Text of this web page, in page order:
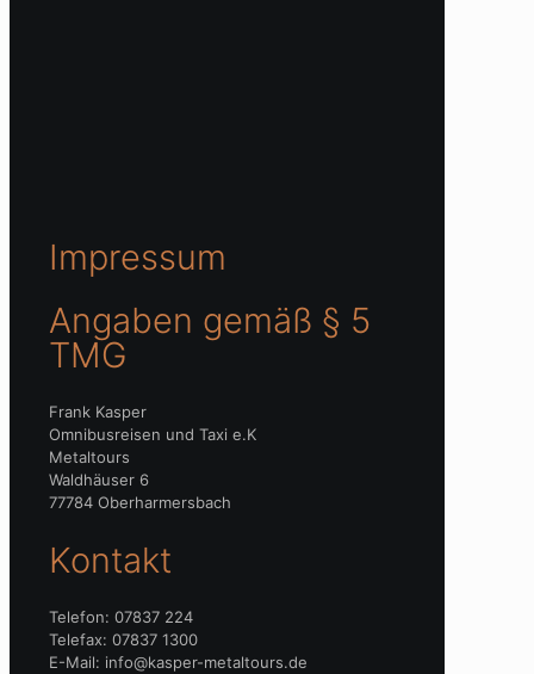
Impressum
Angaben gemäß § 5
TMG
Frank Kasper
Omnibusreisen und Taxi e.K
Metaltours
Waldhäuser 6
77784 Oberharmersbach
Kontakt
Telefon: 07837 224
Telefax: 07837 1300
E-Mail: info@kasper-metaltours.de